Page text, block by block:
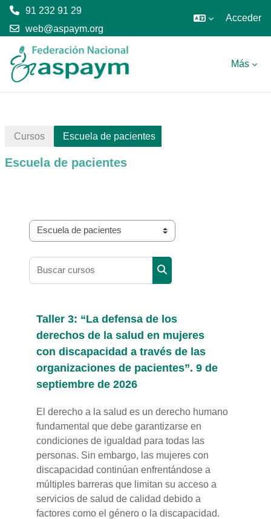
91 232 91 29
web@aspaym.org
Acceder
Más
Cursos Escuela de pacientes
Escuela de pacientes
Categorías
Buscar cursos
Buscar cursos
Taller 3: “La defensa de los
derechos de la salud en mujeres
con discapacidad a través de las
organizaciones de pacientes”. 9 de
septiembre de 2026
El derecho a la salud es un derecho humano
fundamental que debe garantizarse en
condiciones de igualdad para todas las
personas. Sin embargo, las mujeres con
discapacidad continúan enfrentándose a
múltiples barreras que limitan su acceso a
servicios de salud de calidad debido a
factores como el género o la discapacidad.